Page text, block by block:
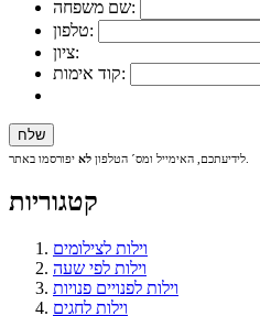
שם משפחה:
טלפון:
ציון:
קוד אימות:
לידיעתכם, האימייל ומס´ הטלפון לא
קטגוריות
וילות לצילומים
וילות לפי שעה
וילות לפנויים פנויות
וילות לחגים